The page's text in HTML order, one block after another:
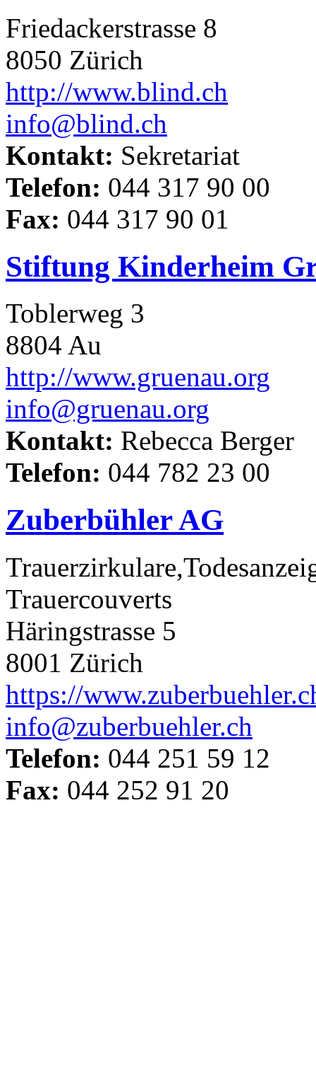
Friedackerstrasse 8
8050 Zürich
http://www.blind.ch
info@blind.ch
Kontakt: Sekretariat
Telefon: 044 317 90 00
Fax: 044 317 90 01
Stiftung Kinderheim
Toblerweg 3
8804 Au
http://www.gruenau.org
info@gruenau.org
Kontakt: Rebecca Berger
Telefon: 044 782 23 00
Zuberbühler AG
Trauercouverts
Häringstrasse 5
8001 Zürich
https://
info@zuberbuehler.ch
Telefon: 044 251 59 12
Fax: 044 252 91 20